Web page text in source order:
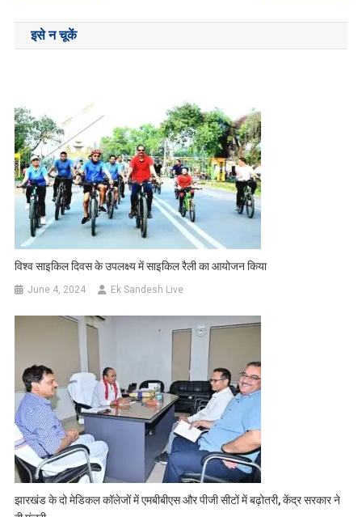
navigation
इसे न चूकें
विश्व साइकिल दिवस के उपलक्ष्य में साइकिल रैली का आयोजन किया
June 4, 2024 Ek Sandesh Live
झारखंड के दो मेडिकल कॉलेजों में एमबीबीएस और पीजी सीटों में बढ़ोतरी, केंद्र सरकार ने